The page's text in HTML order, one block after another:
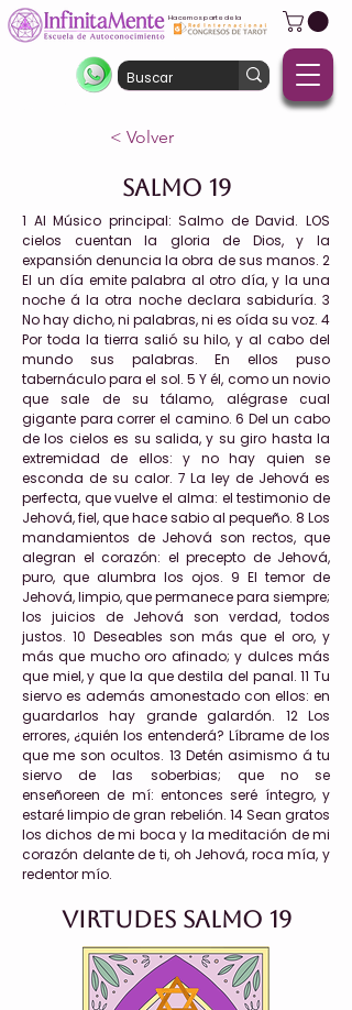
Hacemos parte de la
< Volver
Salmo 19
1 Al Músico principal: Salmo de David. LOS
cielos cuentan la gloria de Dios, y la
expansión denuncia la obra de sus manos. 2
El un día emite palabra al otro día, y la una
noche á la otra noche declara sabiduría. 3
No hay dicho, ni palabras, ni es oída su voz. 4
Por toda la tierra salió su hilo, y al cabo del
mundo sus palabras. En ellos puso
tabernáculo para el sol. 5 Y él, como un novio
que sale de su tálamo, alégrase cual
gigante para correr el camino. 6 Del un cabo
de los cielos es su salida, y su giro hasta la
extremidad de ellos: y no hay quien se
esconda de su calor. 7 La ley de Jehová es
perfecta, que vuelve el alma: el testimonio de
Jehová, fiel, que hace sabio al pequeño. 8 Los
mandamientos de Jehová son rectos, que
alegran el corazón: el precepto de Jehová,
puro, que alumbra los ojos. 9 El temor de
Jehová, limpio, que permanece para siempre;
los juicios de Jehová son verdad, todos
justos. 10 Deseables son más que el oro, y
más que mucho oro afinado; y dulces más
que miel, y que la que destila del panal. 11 Tu
siervo es además amonestado con ellos: en
guardarlos hay grande galardón. 12 Los
errores, ¿quién los entenderá? Líbrame de los
que me son ocultos. 13 Detén asimismo á tu
siervo de las soberbias; que no se
enseñoreen de mí: entonces seré íntegro, y
estaré limpio de gran rebelión. 14 Sean gratos
los dichos de mi boca y la meditación de mi
corazón delante de ti, oh Jehová, roca mía, y
redentor mío.
Virtudes Salmo 19